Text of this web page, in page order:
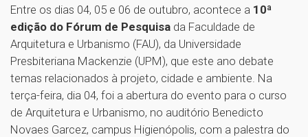
Entre os dias 04, 05 e 06 de outubro, acontece a 10ª
edição do Fórum de Pesquisa da Faculdade de
Arquitetura e Urbanismo (FAU), da Universidade
Presbiteriana Mackenzie (UPM), que este ano debate
temas relacionados à projeto, cidade e ambiente. Na
terça-feira, dia 04, foi a abertura do evento para o curso
de Arquitetura e Urbanismo, no auditório Benedicto
Novaes Garcez, campus Higienópolis, com a palestra do